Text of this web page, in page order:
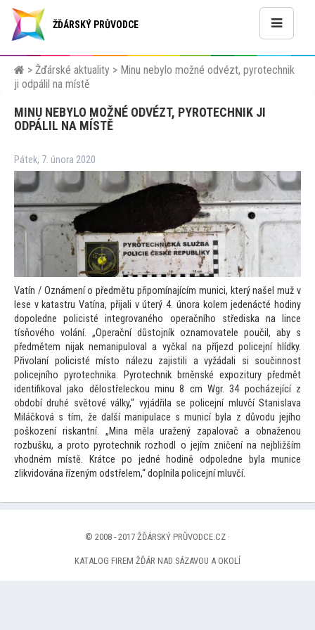
ŽĎÁRSKÝ PRŮVODCE
> Žďárské aktuality > Minu nebylo možné odvézt, pyrotechnik
ji odpálil na místě
MINU NEBYLO MOŽNÉ ODVÉZT, PYROTECHNIK JI
ODPÁLIL NA MÍSTĚ
Pátek, 7. února 2020
Vatín / Oznámení o předmětu připomínajícím munici, který našel muž v
lese v katastru Vatína, přijali v úterý 4. února kolem jedenácté hodiny
dopoledne policisté integrovaného operačního střediska na lince
tísňového volání. „Operační důstojník oznamovatele poučil, aby s
předmětem nijak nemanipuloval a vyčkal na příjezd policejní hlídky.
Přivolaní policisté místo nálezu zajistili a vyžádali si součinnost
policejního pyrotechnika. Pyrotechnik brněnské expozitury předmět
identifikoval jako dělostřeleckou minu 8 cm Wgr. 34 pocházející z
období druhé světové války,“ vyjádřila se policejní mluvčí Stanislava
Miláčková s tím, že další manipulace s municí byla z důvodu jejího
poškození riskantní. „Mina měla uražený zapalovač a obnaženou
rozbušku, a proto pyrotechnik rozhodl o jejím zničení na nejbližším
vhodném místě. Krátce po jedné hodině odpoledne byla munice
zlikvidována řízeným odstřelem,“ doplnila policejní mluvčí.
© 2008 - 2017 ŽĎÁRSKÝ PRŮVODCE.CZ ·
KATALOG FIREM ŽĎÁR NAD SÁZAVOU A OKOLÍ